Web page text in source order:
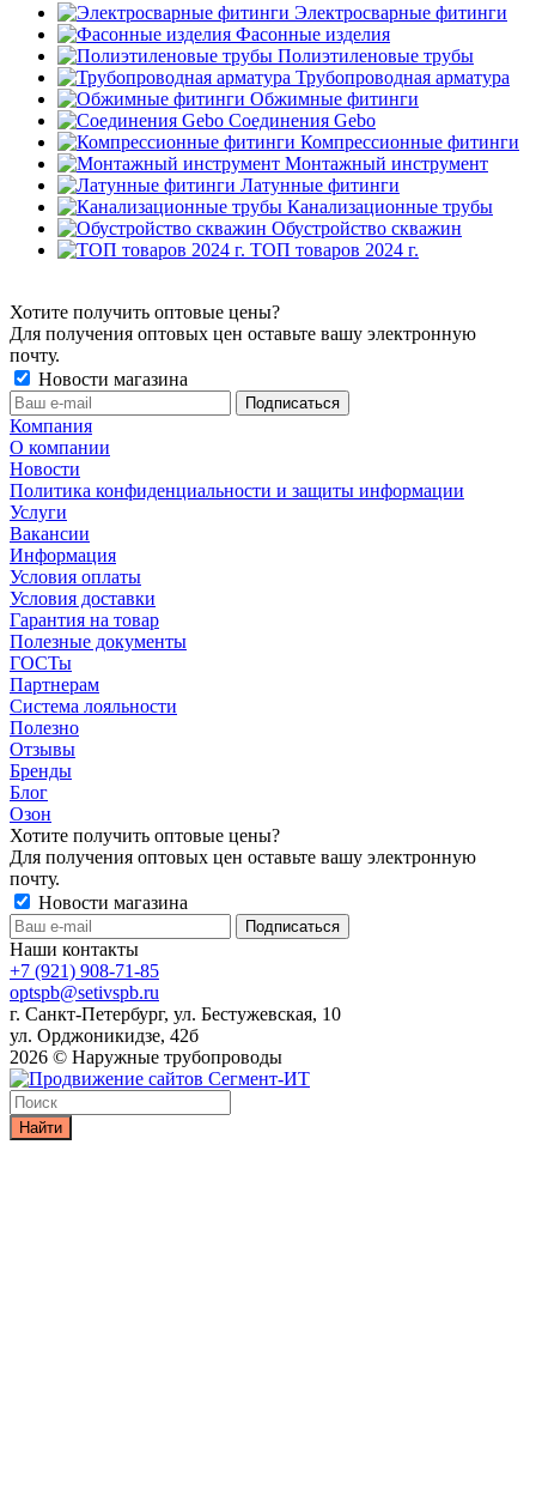
Электросварные фитинги
Фасонные изделия
Полиэтиленовые трубы
Трубопроводная арматура
Обжимные фитинги
Соединения Gebo
Компрессионные фитинги
Монтажный инструмент
Латунные фитинги
Канализационные трубы
Обустройство скважин
ТОП товаров 2024 г.
Хотите получить оптовые цены?
Для получения оптовых цен оставьте вашу электронную
почту.
Новости магазина
Компания
О компании
Новости
Политика конфиденциальности и защиты информации
Услуги
Вакансии
Информация
Условия оплаты
Условия доставки
Гарантия на товар
Полезные документы
ГОСТы
Партнерам
Система лояльности
Полезно
Отзывы
Бренды
Блог
Озон
Хотите получить оптовые цены?
Для получения оптовых цен оставьте вашу электронную
почту.
Новости магазина
Наши контакты
+7 (921) 908-71-85
optspb@setivspb.ru
г. Санкт-Петербург, ул. Бестужевская, 10
ул. Орджоникидзе, 42б
2026 © Наружные трубопроводы
Найти